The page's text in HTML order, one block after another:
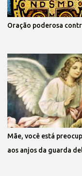
Oração poderosa
Mãe, você está
aos anjos da guarda